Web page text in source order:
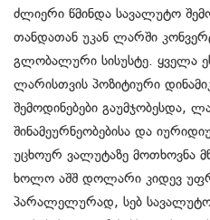
ძლიერი წმინდა სავალუტო
თანდათან უკან ლარში
გლობალური სისუსტე. ყველა
ლარისთვის პოზიტიური
შემოდინებები გაუმჯობესდა,
შინამეურნეობებისა და
უცხოურ ვალუტაზე მოთხოვნა
ხოლო აშშ დოლარი კიდევ
პარალელურად, სებ